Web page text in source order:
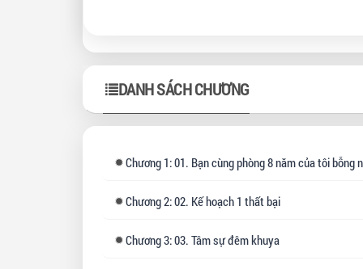
DANH SÁCH CHƯƠNG
Chương 1: 01. Bạn cùng phòng 8 năm của tôi bỗng nhiên trở
Chương2: 02. Kế hoạch 1 thất bại
Chương3: 03. Tâm sự đêm khuya